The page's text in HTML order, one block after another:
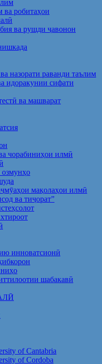
робитаҳои
ва рушди ҷавонон
назорати раванди таълим
идоракунии сифати
ва машварат
чорабиниҳои илмӣ
мақолаҳои илмӣ
ва тиҷорат”
инноватсионӣ
шабакавӣ
of Cantabria
of Cordoba